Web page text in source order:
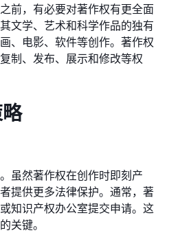
前，有必要对著作权有更全面
文学、艺术和科学作品的独有
、电影、软件等创作。著作权
制、发布、展示和修改等权
虽然著作权在创作时即刻产
提供更多法律保护。通常，著
知识产权办公室提交申请。这
关键。